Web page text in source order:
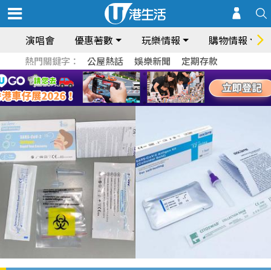
演唱會 優惠著數 玩樂情報 購物情報
熱門關鍵字： 公屋熱話 娛樂新聞 定期存款